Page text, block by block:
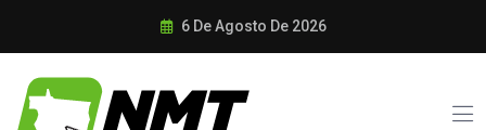
6 De Agosto De 2026